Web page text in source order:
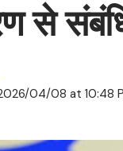
से
04/08 at 10:48